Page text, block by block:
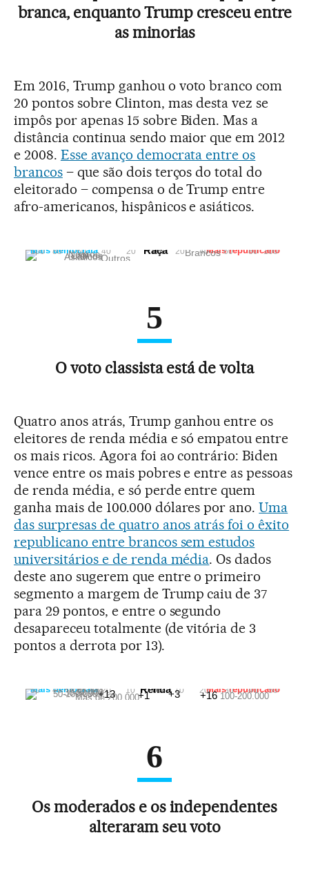
branca, enquanto Trump cresceu entre
as minorias
Em 2016, Trump ganhou o voto branco com
20 pontos sobre Clinton, mas desta vez se
impôs por apenas 15 sobre Biden. Mas a
distância continua sendo maior que em 2012
e 2008. Esse avanço democrata entre os
brancos– que são dois terços do total do
eleitorado – compensa o de Trump entre
afro-americanos, hispânicos e asiáticos.
Raça
Mais democrata Mais republicano
100 80 60 40 20 0% 20 40 60 80 100
Brancos
Negros
Latinos
AsiáticosOutros
5
O voto classista está de volta
Quatro anos atrás, Trump ganhou entre os
eleitores de renda média e só empatou entre
os mais ricos. Agora foi ao contrário: Biden
vence entre os mais pobres e entre as pessoas
de renda média, e só perde entre quem
ganha mais de 100.000 dólares por ano.Uma
das surpresas de quatro anos atrás foi o êxito
republicano entre brancos sem estudos
universitários e de renda média. Os dados
deste ano sugerem que entre o primeiro
segmento a margem de Trump caiu de 37
para 29 pontos, e entre o segundo
desapareceu totalmente (de vitória de 3
pontos a derrota por 13).
Renda
Mais democrata Mais republicano
50 40 30 20 10 0% 10 20 30 40 50
<30.000
30-50.000+13 +3
50-100.000 +1 +16 100-200.000
Más de 200.000
6
Os moderados e os independentes
alteraram seu voto